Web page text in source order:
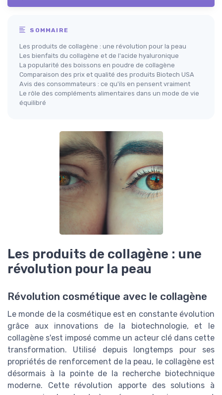
SOMMAIRE
Les produits de collagène : une révolution pour la peau
Les bienfaits du collagène et de l'acide hyaluronique
La popularité des boissons en poudre de collagène
Comparaison des prix et qualité des produits Biotech USA
Avis des consommateurs : ce qu'ils en pensent vraiment
Le rôle des compléments alimentaires dans un mode de vie
équilibré
Les produits de collagène : une
révolution pour la peau
Révolution cosmétique avec le collagène
Le monde de la cosmétique est en constante évolution
grâce aux innovations de la biotechnologie, et le
collagène s'est imposé comme un acteur clé dans cette
transformation. Utilisé depuis longtemps pour ses
propriétés de renforcement de la peau, le collagène est
désormais à la pointe de la recherche biotechnique
moderne. Cette révolution apporte des solutions à